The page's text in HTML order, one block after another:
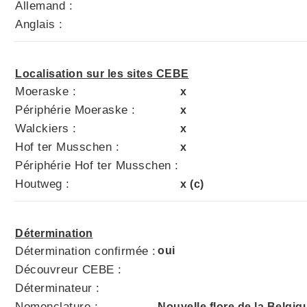
Allemand :
Anglais :
Localisation sur les sites CEBE
Moeraske : x
Périphérie Moeraske : x
Walckiers : x
Hof ter Musschen : x
Périphérie Hof ter Musschen :
Houtweg :
x (c)
Détermination
Détermination confirmée : oui
Découvreur CEBE :
Déterminateur :